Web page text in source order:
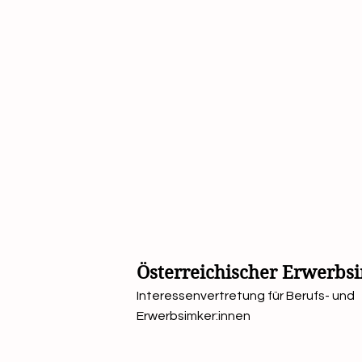
Österreichischer
Interessenvertretung für Berufs- und
Erwerbsimker:innen